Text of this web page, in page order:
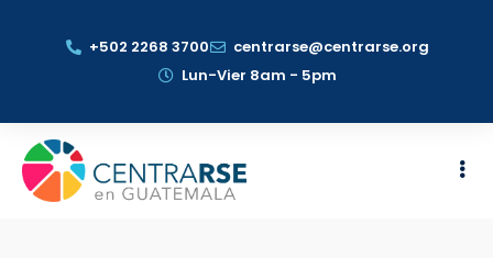
+502 2268 3700
centrarse@centrarse.org
Lun-Vier 8am - 5pm